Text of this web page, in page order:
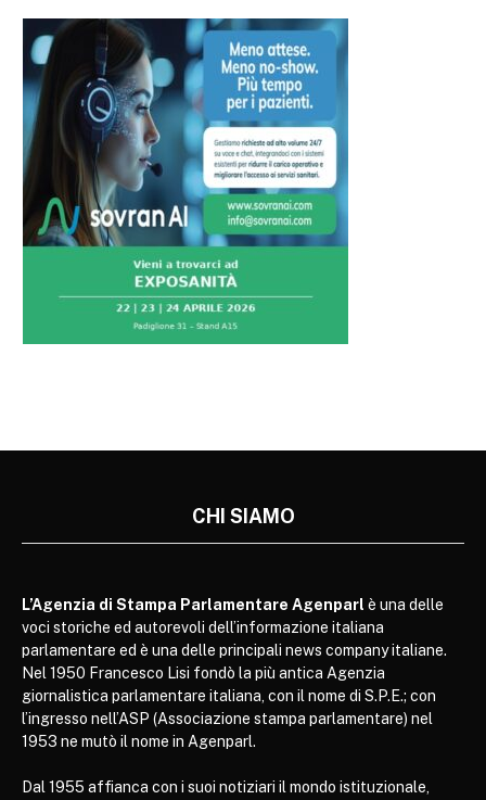
CHI SIAMO
L’Agenzia di Stampa Parlamentare Agenparl è una delle
voci storiche ed autorevoli dell’informazione italiana
parlamentare ed è una delle principali news company italiane.
Nel 1950 Francesco Lisi fondò la più antica Agenzia
giornalistica parlamentare italiana, con il nome di S.P.E.; con
l’ingresso nell’ASP (Associazione stampa parlamentare) nel
1953 ne mutò il nome in Agenparl.
Dal 1955 affianca con i suoi notiziari il mondo istituzionale,